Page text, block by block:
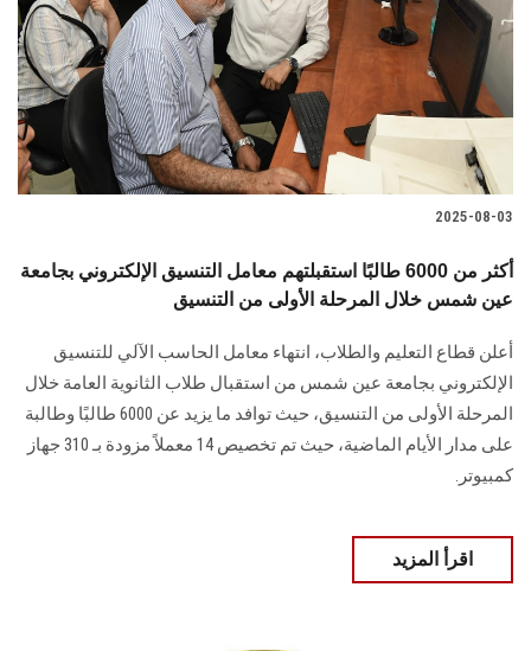
2025-08-03
أكثر من 6000 طالبًا استقبلتهم معامل التنسيق الإلكتروني بجامعة
عين شمس خلال المرحلة الأولى من التنسيق
أعلن قطاع التعليم والطلاب، انتهاء معامل الحاسب الآلي للتنسيق
الإلكتروني بجامعة عين شمس من استقبال طلاب الثانوية العامة خلال
المرحلة الأولى من التنسيق، حيث توافد ما يزيد عن 6000 طالبًا وطالبة
على مدار الأيام الماضية، حيث تم تخصيص 14 معملاً مزودة بـ 310 جهاز
كمبيوتر.
اقرأ المزيد